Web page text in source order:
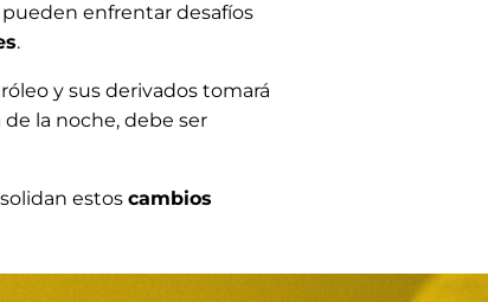
enfrentar desafíos
.
y sus derivados tomará
la noche, debe ser
estos cambios